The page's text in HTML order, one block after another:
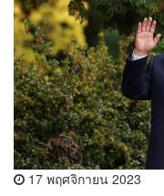
17 พฤศจิกายน 2023